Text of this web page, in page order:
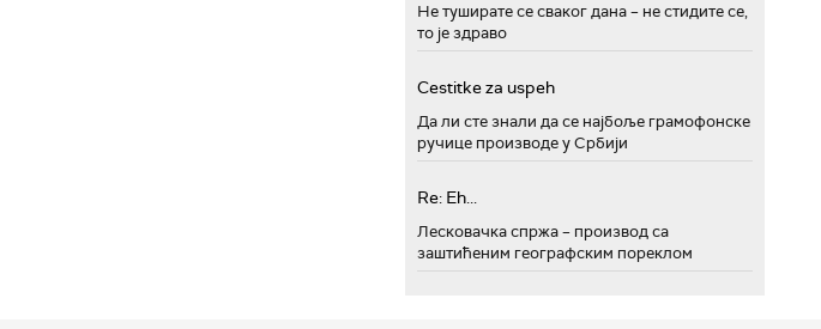
Не туширате се сваког дана – не стидите се,
то је здраво
Cestitke za uspeh
Да ли сте знали да се најбоље грамофонске
ручице производе у Србији
Re: Eh...
Лесковачка спржа – производ са
заштићеним географским пореклом